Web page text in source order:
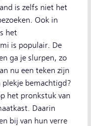
is zelfs niet het
Ook in
het
is populair. De
ga je slurpen, zo
nu een teken zijn
bemachtigd?
het pronkstuk van
Daarin
bij van hun verre